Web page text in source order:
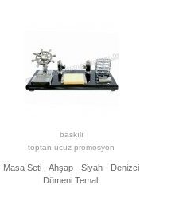
baskılı
toptan ucuz promosyon
Masa Seti - Ahşap - Siyah - Denizci
Dümeni Temalı